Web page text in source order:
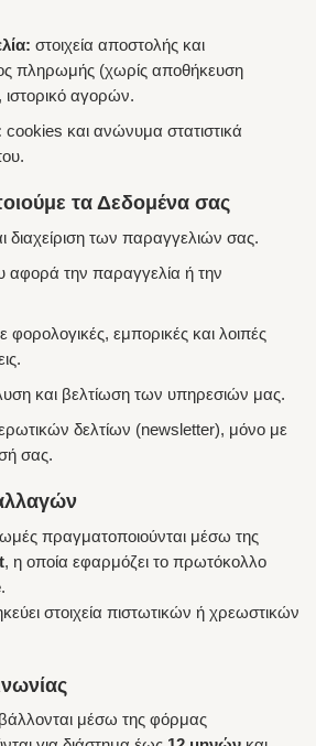
στοιχεία αποστολής και
πληρωμής (χωρίς αποθήκευση
ιστορικό αγορών.
cookies και ανώνυμα στατιστικά
τα Δεδομένα σας
διαχείριση των παραγγελιών σας.
αφορά την παραγγελία ή την
εμπορικές και λοιπές
και βελτίωση των υπηρεσιών μας.
δελτίων (newsletter), μόνο με
σας.
πραγματοποιούνται μέσω της
, η οποία εφαρμόζει το πρωτόκολλο
.
στοιχεία πιστωτικών ή χρεωστικών
μέσω της φόρμας